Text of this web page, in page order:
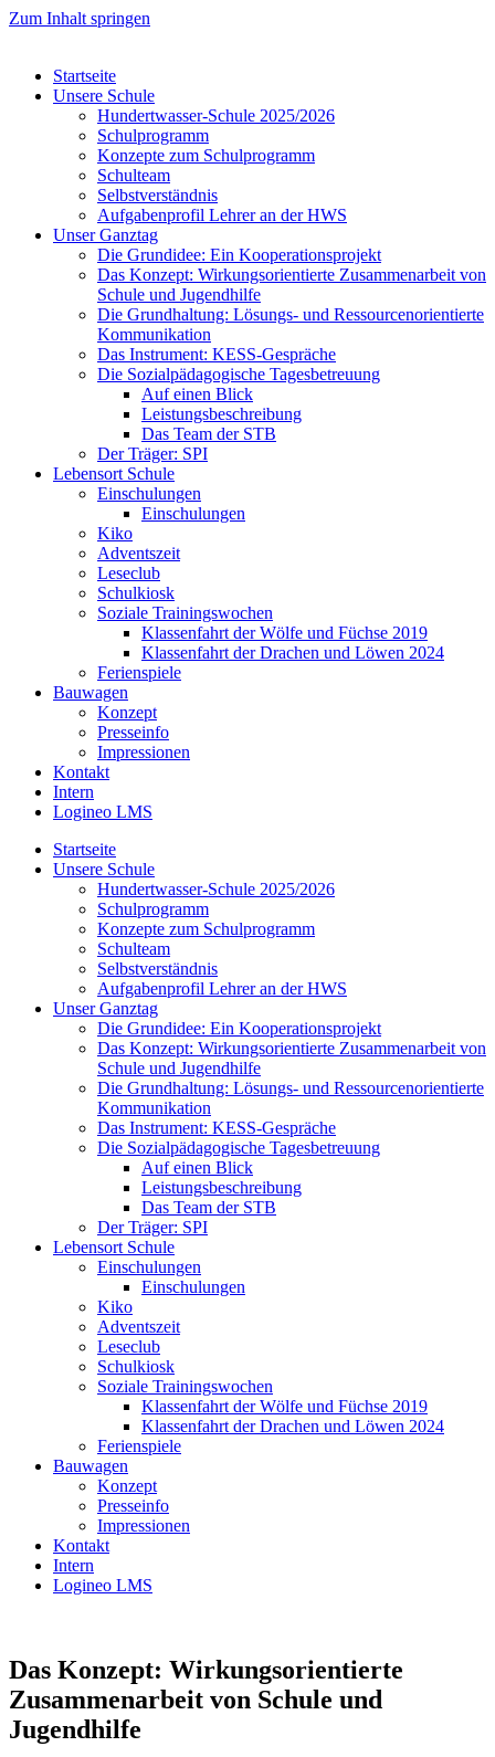
Zum Inhalt springen
Startseite
Unsere Schule
Hundertwasser-Schule 2025/2026
Schulprogramm
Konzepte zum Schulprogramm
Schulteam
Selbst­ver­ständ­nis
Aufgabenprofil Lehrer an der HWS
Unser Ganztag
Die Grundidee: Ein Kooperationsprojekt
Das Konzept: Wirkungsorientierte Zusammenarbeit von
Schule und Jugendhilfe
Die Grundhaltung: Lösungs- und Ressourcenorientierte
Kommunikation
Das Instrument: KESS-Gespräche
Die Sozialpädagogische Tagesbetreuung
Auf einen Blick
Leistungsbeschreibung
Das Team der STB
Der Träger: SPI
Lebensort Schule
Einschulungen
Einschulungen
Kiko
Adventszeit
Leseclub
Schulkiosk
Soziale Trainingswochen
Klassenfahrt der Wölfe und Füchse 2019
Klassenfahrt der Drachen und Löwen 2024
Ferienspiele
Bauwagen
Konzept
Presseinfo
Impressionen
Kontakt
Intern
Logineo LMS
Startseite
Unsere Schule
Hundertwasser-Schule 2025/2026
Schulprogramm
Konzepte zum Schulprogramm
Schulteam
Selbst­ver­ständ­nis
Aufgabenprofil Lehrer an der HWS
Unser Ganztag
Die Grundidee: Ein Kooperationsprojekt
Das Konzept: Wirkungsorientierte Zusammenarbeit von
Schule und Jugendhilfe
Die Grundhaltung: Lösungs- und Ressourcenorientierte
Kommunikation
Das Instrument: KESS-Gespräche
Die Sozialpädagogische Tagesbetreuung
Auf einen Blick
Leistungsbeschreibung
Das Team der STB
Der Träger: SPI
Lebensort Schule
Einschulungen
Einschulungen
Kiko
Adventszeit
Leseclub
Schulkiosk
Soziale Trainingswochen
Klassenfahrt der Wölfe und Füchse 2019
Klassenfahrt der Drachen und Löwen 2024
Ferienspiele
Bauwagen
Konzept
Presseinfo
Impressionen
Kontakt
Intern
Logineo LMS
Das Konzept: Wirkungsorientierte
Zusammenarbeit von Schule und
Jugendhilfe